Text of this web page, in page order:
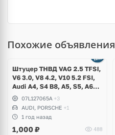
Похожие объявления
Штуцер ТНВД VAG 2.5 TFSI,
V6 3.0, V8 4.2, V10 5.2 FSI,
Audi A4, S4 B8, A5, S5, A6
C7, A7, A8, Q5, SQ5, Q7, R8,
RS3, RSQ3, TTRS,
Volkswagen Touareg NF,
Porsche Cayenne S Hybrid
958
07L127065A +3
AUDI, PORSCHE +1
1 год назад
1,000 ₽ 488